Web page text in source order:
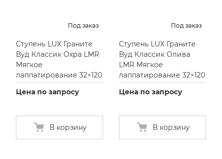
Под заказ
Ступень LUX Граните
Вуд Классик Охра LMR
Мягкое
лаппатирование 32×120
Цена по запросу
В корзину
Под заказ
Ступень LUX Граните
Вуд Классик Олива
LMR Мягкое
лаппатирование 32×120
Цена по запросу
В корзину